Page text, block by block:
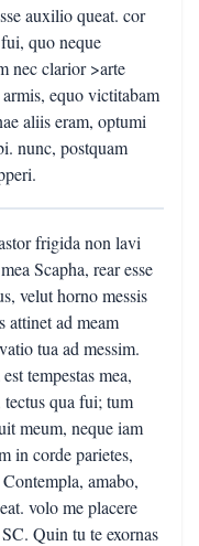
auxilio queat. cor
quo neque
nec clarior >arte
equo victitabam
aliis eram, optumi
nunc, postquam
frigida non lavi
Scapha, rear esse
velut horno messis
ad meam
tua ad messim.
tempestas mea,
qua fui; tum
meum, neque iam
in corde parietes,
amabo,
volo me placere
Quin tu te exornas